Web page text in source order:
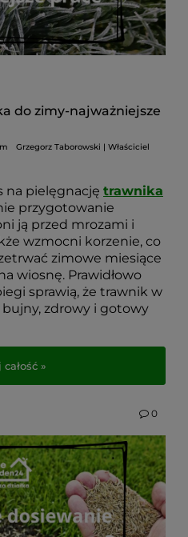
do zimy-najważniejsze
Grzegorz Taborowski | Właściciel
na pielęgnację trawnika
przygotowanie
ją przed mrozami i
wzmocni korzenie, co
zimowe miesiące
wiosnę. Prawidłowo
sprawią, że trawnik w
zdrowy i gotowy
na jakie
zwrócić szczególną
przez kluczowe
wertykulacja i aeracja.
trawnikowi
formie, dzięki
się soczystą zielenią
»
0